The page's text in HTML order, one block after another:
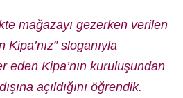
mağazayı gezerken verilen
Kipa’nız” sloganıyla
eden Kipa’nın kuruluşundan
açıldığını öğrendik.